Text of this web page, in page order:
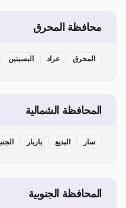
محافظة المحرق
المحرق عراد البسيتين
المحافظة الشمالية
سار البديع باربار
المحافظة الجنوبية